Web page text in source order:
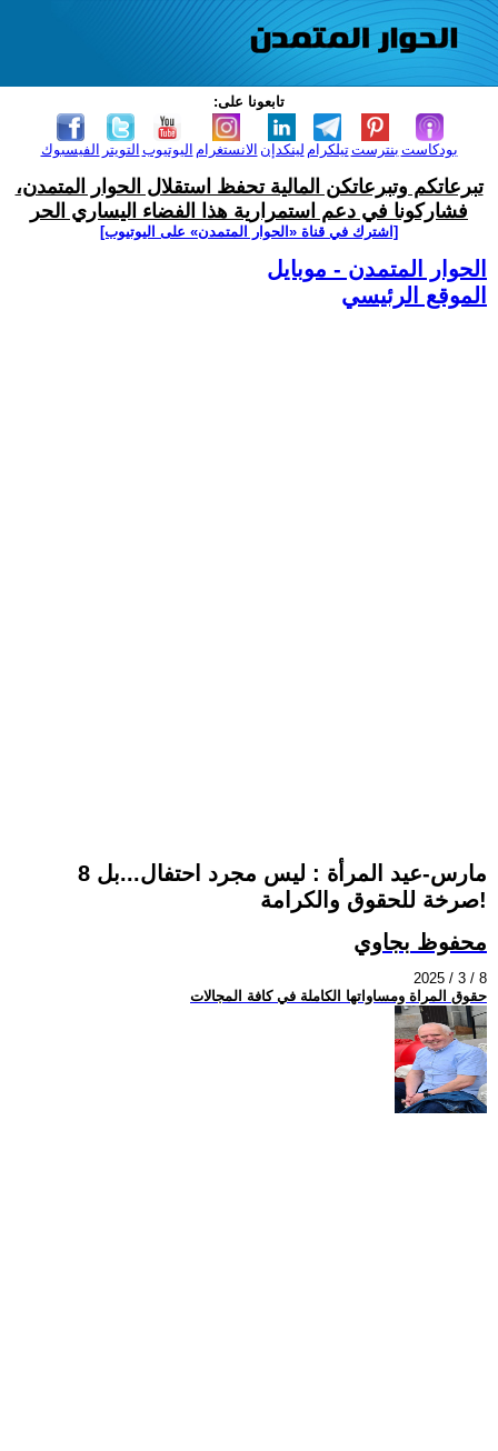
تابعونا على:
الفيسبوك التويتر اليوتيوب الانستغرام لينكدإن تيلكرامبنترست بودكاست
تبرعاتكم وتبرعاتكن المالية تحفظ استقلال الحوار المتمدن،
فشاركونا في دعم استمرارية هذا الفضاء اليساري الحر
[اشترك في قناة ‫«الحوار المتمدن» على اليوتيوب]
الحوار المتمدن - موبايل
الموقع الرئيسي
8 مارس-عيد المرأة : ليس مجرد احتفال...بل
صرخة للحقوق والكرامة!
محفوظ بجاوي
2025 / 3 / 8
حقوق المراة ومساواتها الكاملة في كافة المجالات